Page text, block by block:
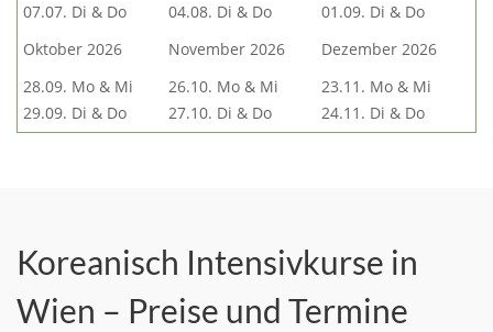
07.07. Di & Do
04.08. Di & Do
01.09. Di & Do
Oktober 2026
November 2026
Dezember 2026
28.09. Mo & Mi
29.09. Di & Do
26.10. Mo & Mi
27.10. Di & Do
23.11. Mo & Mi
24.11. Di & Do
Koreanisch Intensivkurse in
Wien – Preise und Termine